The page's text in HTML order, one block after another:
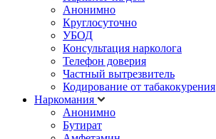
Анонимно
Круглосуточно
УБОД
Консультация нарколога
Телефон доверия
Частный вытрезвитель
Кодирование от табакокурения
Наркомания
Анонимно
Бутират